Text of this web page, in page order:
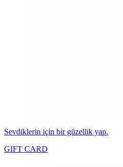
Sevdiklerin için bir güzellik yap.
GIFT CARD